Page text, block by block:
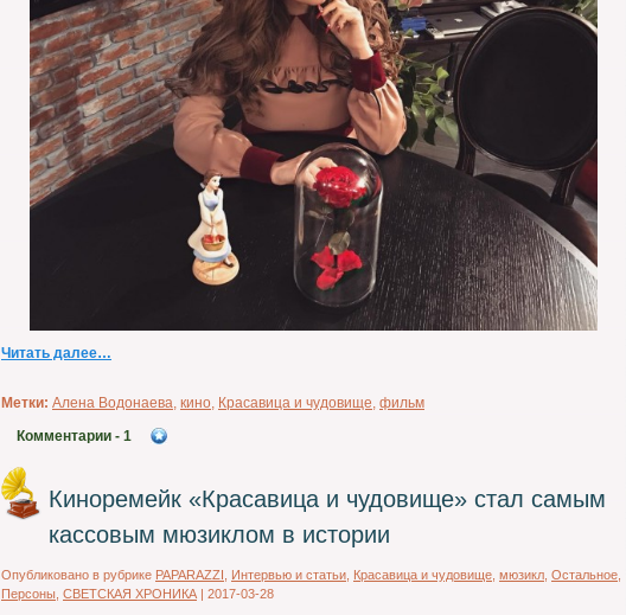
Читать далее…
Метки: Алена Водонаева, кино, Красавица и чудовище, фильм
Комментарии - 1
Киноремейк «Красавица и чудовище» стал самым
кассовым мюзиклом в истории
Опубликовано в рубрике PAPARAZZI Интервью и статьи Красавица и чудовище мюзикл Остальное
Персоны СВЕТСКАЯ ХРОНИКА | 2017-03-28